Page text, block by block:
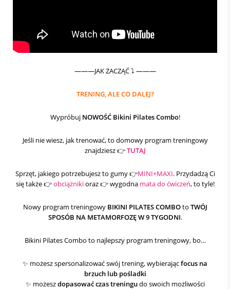
———JAK ZACZĄĆ ⤵️ ———
TRENING, ALE CO DALEJ?
Wypróbuj NOWOŚĆ Bikini Pilates Combo!
Jeśli nie wiesz, jak trenować, to domowy program treningowy
znajdziesz 👉TUTAJ
Sprzęt, jakiego potrzebujesz to gumy 👉MINI+MAXI. Przydadzą Ci
się także 👉obciążnikioraz 👉 wygodna mata do ćwiczeń, to tyle!
Nowy program treningowy BIKINI PILATES COMBOto TWÓJ
SPOSÓB NA METAMORFOZĘ W 9 TYGODNI.
Bikini Pilates Combo to najlepszy program treningowy, bo…
✨ możesz spersonalizować swój trening, wybierającfocus na
brzuch lub pośladki
✨ możeszdopasować czas treningudo swoich możliwości